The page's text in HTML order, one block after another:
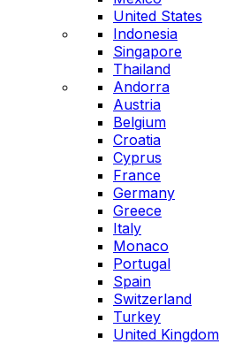
United States
Indonesia
Singapore
Thailand
Andorra
Austria
Belgium
Croatia
Cyprus
France
Germany
Greece
Italy
Monaco
Portugal
Spain
Switzerland
Turkey
United Kingdom